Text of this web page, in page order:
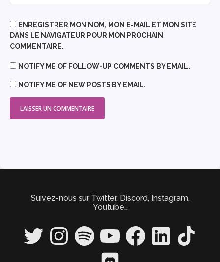
ENREGISTRER MON NOM, MON E-MAIL ET MON SITE
DANS LE NAVIGATEUR POUR MON PROCHAIN
COMMENTAIRE.
NOTIFY ME OF FOLLOW-UP COMMENTS BY EMAIL.
NOTIFY ME OF NEW POSTS BY EMAIL.
Suivez-nous sur Twitter, Discord, Instagram,
Youtube…
Twitter InstagramSpotify YouTube FacebookLinkedIn TikTok
Discord